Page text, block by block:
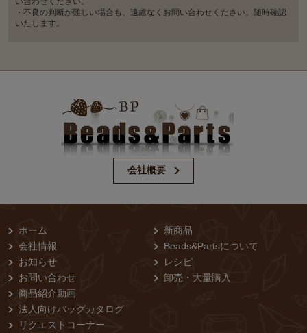
・不良の判断が難しい場合も、遠慮なくお問い合わせください。随時確認
いたします。
会社概要
ホーム
会社情報
お知らせ
お問い合わせ
商品紹介動画
法人向けバッグカタログ
リクエストコーナー
新商品
Beads&Partsについて
レシピ
卸売・⼤量購⼊